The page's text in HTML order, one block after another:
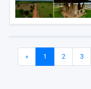
« 1 2 3